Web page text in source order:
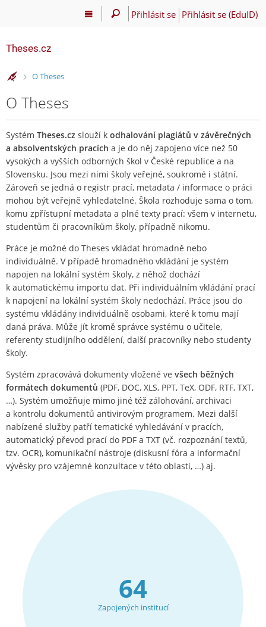
Přihlásit se Přihlásit se (EduID)
Theses.cz
>
O Theses
O Theses
Systém Theses.cz slouží k odhalování plagiátů v závěrečných
a absolventských pracích a je do něj zapojeno více než 50
vysokých a vyšších odborných škol v České republice a na
Slovensku. Jsou mezi nimi školy veřejné, soukromé i státní.
Zároveň se jedná o registr prací, metadata / informace o práci
mohou být veřejně vyhledatelné. Škola rozhoduje sama o tom,
komu zpřístupní metadata a plné texty prací: všem v internetu,
studentům či pracovníkům školy, případně nikomu.
Práce je možné do Theses vkládat hromadně nebo
individuálně. V případě hromadného vkládání je systém
napojen na lokální systém školy, z něhož dochází
k automatickému importu dat. Při individuálním vkládání prací
k napojení na lokální systém školy nedochází. Práce jsou do
systému vkládány individuálně osobami, které k tomu mají
daná práva. Může jít kromě správce systému o učitele,
referenty studijního oddělení, další pracovníky nebo studenty
školy.
Systém zpracovává dokumenty vložené ve všech běžných
formátech dokumentů (PDF, DOC, XLS, PPT, TeX, ODF, RTF, TXT,
…). Systém umožňuje mimo jiné též zálohování, archivaci
a kontrolu dokumentů antivirovým programem. Mezi další
nabízené služby patří tematické vyhledávání v pracích,
automatický převod prací do PDF a TXT (vč. rozpoznání textů,
tzv. OCR), komunikační nástroje (diskusní fóra a informační
vývěsky pro vzájemné konzultace v této oblasti, …) aj.
64
Zapojených institucí